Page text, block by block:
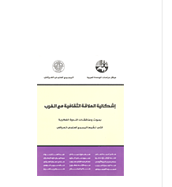
ملابس
حلي
عناية
iKitab
الشركة
سياسة